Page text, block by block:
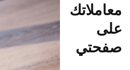
معاملاتك
على
صفحتي